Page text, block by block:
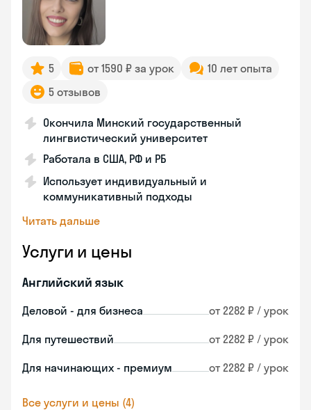
5 от 1590 ₽ за урок
10 лет опыта
5 отзывов
Окончила Минский государственный
лингвистический университет
Работала в США, РФ и РБ
Использует индивидуальный и
коммуникативный подходы
Читать дальше
Услуги и цены
Английский язык
Деловой - для бизнеса от 2282 ₽ / урок
Для путешествий от 2282 ₽ / урок
Для начинающих - премиум от 2282 ₽ / урок
Все услуги и цены (4)